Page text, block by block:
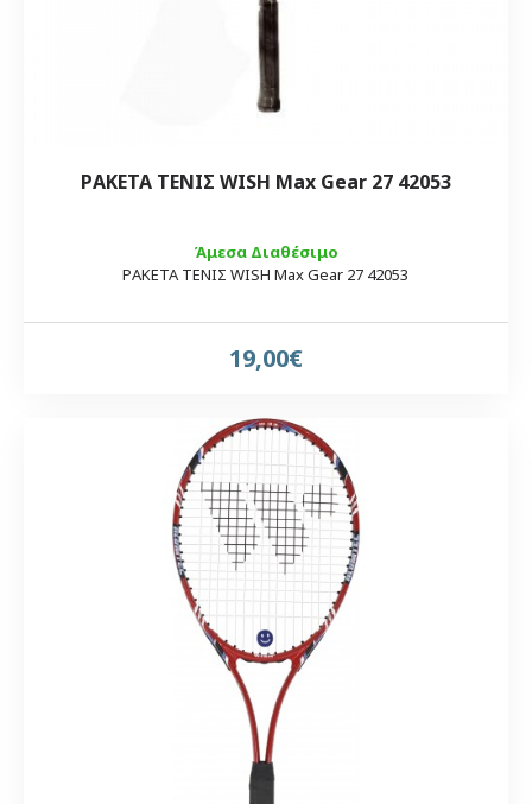
Άμεσα Διαθέσιμο
ΡΑΚΕΤΑ ΤΕΝΙΣ WISH Max Gear 27 42053
ΡΑΚΕΤΑ ΤΕΝΙΣ WISH Max Gear 27 42053
19,00€